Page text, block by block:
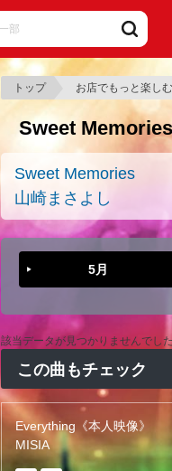
トップ お店でもっと楽しむ
Sweet
Sweet Memories
山崎まさよし
5月
該当データが見つかりませんでした
この曲もチェック
Everything《本人映像》
MISIA